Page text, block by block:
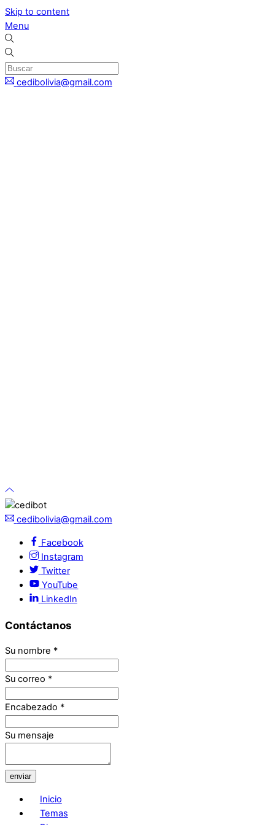
Skip to content
Menu
cedibolivia@gmail.com
cedibolivia@gmail.com
Facebook
Instagram
Twitter
YouTube
LinkedIn
Contáctanos
Su nombre *
Su correo *
Encabezado *
Su mensaje
enviar
Inicio
Temas